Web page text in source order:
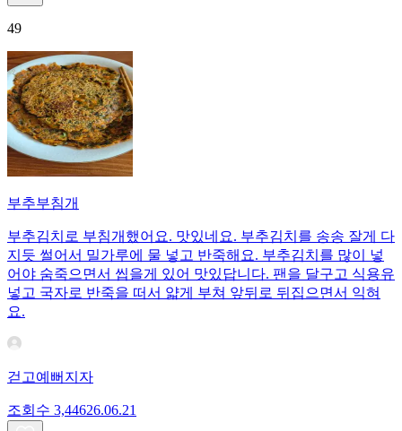
49
부추부침개
부추김치로 부침개했어요. 맛있네요. 부추김치를 송송 잘게 다
지듯 썰어서 밀가루에 물 넣고 반죽해요. 부추김치를 많이 넣
어야 숨죽으면서 씹을게 있어 맛있답니다. 팬을 달구고 식용유
넣고 국자로 반죽을 떠서 얇게 부쳐 앞뒤로 뒤집으면서 익혀
요.
걷고예뻐지자
조회수 3,44626.06.21